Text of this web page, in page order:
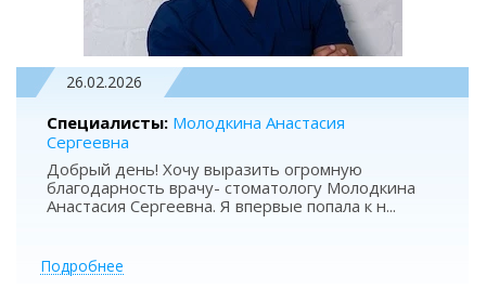
26.02.2026
Специалисты: Молодкина Анастасия
Сергеевна
Добрый день! Хочу выразить огромную
благодарность врачу- стоматологу Молодкина
Анастасия Сергеевна. Я впервые попала к н...
Подробнее